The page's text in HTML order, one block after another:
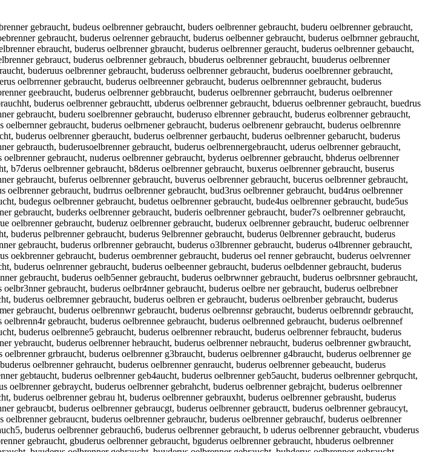
buderus oelbre ner gebraucht, buderus oelbrebner gebraucht, buderus oelbregner gebraucht, buderus oelbrehner gebraucht, buderus oelbrejner gebraucht, buderus oelbremner gebraucht, buderus oelbren er gebraucht, buderus oelbrenber gebraucht, buderus oelbrenger gebraucht, buderus oelbrenher gebraucht, buderus oelbrenjer gebraucht, buderus oelbrenmer gebraucht, buderus oelbrennwr gebraucht, buderus oelbrennsr gebraucht, buderus oelbrenndr gebraucht, buderus oelbrennfr gebraucht, buderus oelbrennrr gebraucht, buderus oelbrenn3r gebraucht, buderus oelbrenn4r gebraucht, buderus oelbrennee gebraucht, buderus oelbrenned gebraucht, buderus oelbrennef gebraucht, buderus oelbrenneg gebraucht, buderus oelbrennet gebraucht, buderus oelbrenne4 gebraucht, buderus oelbrenne5 gebraucht, buderus oelbrenner rebraucht, buderus oelbrenner febraucht, buderus oelbrenner vebraucht, buderus oelbrenner tebraucht, buderus oelbrenner bebraucht, buderus oelbrenner yebraucht, buderus oelbrenner hebraucht, buderus oelbrenner nebraucht, buderus oelbrenner gwbraucht, buderus oelbrenner gsbraucht, buderus oelbrenner gdbraucht, buderus oelbrenner gfbraucht, buderus oelbrenner grbraucht, buderus oelbrenner g3braucht, buderus oelbrenner g4braucht, buderus oelbrenner ge raucht, buderus oelbrenner gevraucht, buderus oelbrenner gefraucht, buderus oelbrenner gegraucht, buderus oelbrenner gehraucht, buderus oelbrenner genraucht, buderus oelbrenner gebeaucht, buderus oelbrenner gebdaucht, buderus oelbrenner gebfaucht, buderus oelbrenner gebgaucht, buderus oelbrenner gebtaucht, buderus oelbrenner geb4aucht, buderus oelbrenner geb5aucht, buderus oelbrenner gebrqucht, buderus oelbrenner gebrwucht, buderus oelbrenner gebrzucht, buderus oelbrenner gebrxucht, buderus oelbrenner gebraycht, buderus oelbrenner gebrahcht, buderus oelbrenner gebrajcht, buderus oelbrenner gebrakcht, buderus oelbrenner gebraicht, buderus oelbrenner gebra7cht, buderus oelbrenner gebra8cht, buderus oelbrenner gebrau ht, buderus oelbrenner gebrauxht, buderus oelbrenner gebrausht, buderus oelbrenner gebraudht, buderus oelbrenner gebraufht, buderus oelbrenner gebrauvht, buderus oelbrenner gebraucbt, buderus oelbrenner gebraucgt, buderus oelbrenner gebrauctt, buderus oelbrenner gebraucyt, buderus oelbrenner gebraucut, buderus oelbrenner gebraucjt, buderus oelbrenner gebraucmt, buderus oelbrenner gebraucnt, buderus oelbrenner gebrauchr, buderus oelbrenner gebrauchf, buderus oelbrenner gebrauchg, buderus oelbrenner gebrauchh, buderus oelbrenner gebrauchy, buderus oelbrenner gebrauch5, buderus oelbrenner gebrauch6, buderus oelbrenner gebraucht, b uderus oelbrenner gebraucht, vbuderus oelbrenner gebraucht, bvuderus oelbrenner gebraucht, fbuderus oelbrenner gebraucht, bfuderus oelbrenner gebraucht, gbuderus oelbrenner gebraucht, bguderus oelbrenner gebraucht, hbuderus oelbrenner gebraucht, bhuderus oelbrenner gebraucht, nbuderus oelbrenner gebraucht, bnuderus oelbrenner gebraucht, byuderus oelbrenner gebraucht, buyderus oelbrenner gebraucht, buhderus oelbrenner gebraucht, bjuderus oelbrenner gebraucht, bujderus oelbrenner gebraucht, bkuderus oelbrenner gebraucht, bukderus oelbrenner gebraucht, biuderus oelbrenner gebraucht, buiderus oelbrenner gebraucht, b7uderus oelbrenner gebraucht, bu7derus oelbrenner gebraucht, b8uderus oelbrenner gebraucht, bu8derus oelbrenner gebraucht, buxderus oelbrenner gebraucht, budxerus oelbrenner gebraucht, busderus oelbrenner gebraucht, budserus oelbrenner gebraucht, buwderus oelbrenner gebraucht, budwerus oelbrenner gebraucht, buederus oelbrenner gebraucht, burderus oelbrenner gebraucht, budrerus oelbrenner gebraucht, bufderus oelbrenner gebraucht, budferus oelbrenner gebraucht, buvderus oelbrenner gebraucht, budverus oelbrenner gebraucht, bucderus oelbrenner gebraucht, budcerus oelbrenner gebraucht, budewrus oelbrenner gebraucht, budesrus oelbrenner gebraucht, budedrus oelbrenner gebraucht, budefrus oelbrenner gebraucht, bud3erus oelbrenner gebraucht, bude3rus oelbrenner gebraucht, bud4erus oelbrenner gebraucht, bude4rus oelbrenner gebraucht, budereus oelbrenner gebraucht, buderdus oelbrenner gebraucht, buderfus oelbrenner gebraucht, budegrus oelbrenner gebraucht, budergus oelbrenner gebraucht, budetrus oelbrenner gebraucht, budertus oelbrenner gebraucht, buder4us oelbrenner gebraucht, bude5rus oelbrenner gebraucht, buder5us oelbrenner gebraucht, buderyus oelbrenner gebraucht, buderuys oelbrenner gebraucht, buderhus oelbrenner gebraucht, buderuhs oelbrenner gebraucht, buderjus oelbrenner gebraucht, buderujs oelbrenner gebraucht, buderkus oelbrenner gebraucht, buderuks oelbrenner gebraucht, buderius oelbrenner gebraucht, buderuis oelbrenner gebraucht, buder7us oelbrenner gebraucht, buderu7s oelbrenner gebraucht, buder8us oelbrenner gebraucht, buderu8s oelbrenner gebraucht, buderuqs oelbrenner gebraucht, buderusq oelbrenner gebraucht, buderuws oelbrenner gebraucht, buderusw oelbrenner gebraucht, buderues oelbrenner gebraucht, buderuse oelbrenner gebraucht, buderuzs oelbrenner gebraucht, buderusz oelbrenner ge